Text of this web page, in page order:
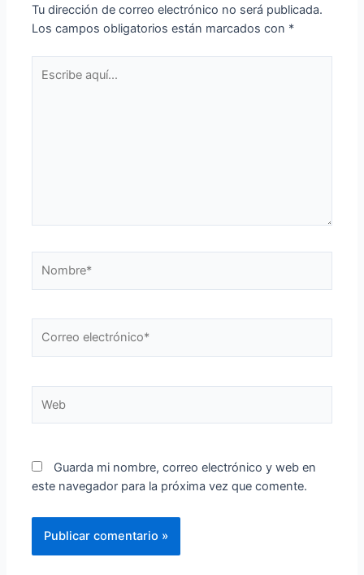
Tu dirección de correo electrónico no será publicada.
Los campos obligatorios están marcados con *
aquí...
electrónico*
Guarda mi nombre, correo electrónico y web en
este navegador para la próxima vez que comente.